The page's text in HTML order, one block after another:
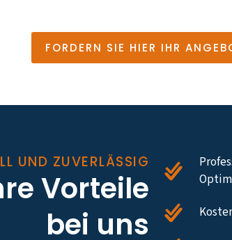
FORDERN SIE HIER IHR
UND ZUVERLÄSSIG
Vorteile
bei uns